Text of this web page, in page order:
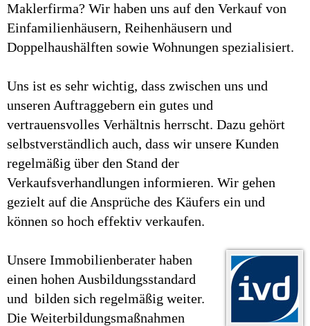
Maklerfirma? Wir haben uns auf den Verkauf von
Einfamilienhäusern, Reihenhäusern und
Doppelhaushälften sowie Wohnungen spezialisiert.
Uns ist es sehr wichtig, dass zwischen uns und
unseren Auftraggebern ein gutes und
vertrauensvolles Verhältnis herrscht. Dazu gehört
selbstverständlich auch, dass wir unsere Kunden
regelmäßig über den Stand der
Verkaufsverhandlungen informieren. Wir gehen
gezielt auf die Ansprüche des Käufers ein und
können so hoch effektiv verkaufen.
Unsere Immobilienberater haben
einen hohen Ausbildungsstandard
und bilden sich regelmäßig weiter.
Die Weiterbildungsmaßnahmen